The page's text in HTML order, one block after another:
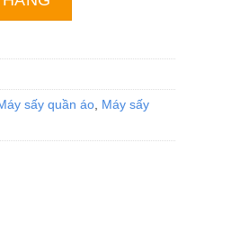
sấy quần áo, Máy sấy